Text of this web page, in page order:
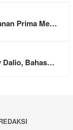
Prima Me…
Dalio, Bahas…